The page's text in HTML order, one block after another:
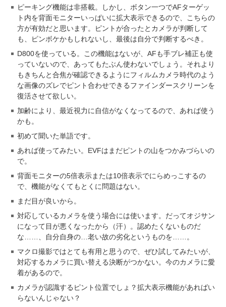
ピーキング機能は非搭載。しかし、ボタン一つでAFターゲッ
ト内を背面モニターいっぱいに拡大表示できるので、こちらの
方が有効だと思います。ピントが合ったとカメラが判断して
も、ピンボケかもしれないし、最後は自分で判断するべき。
D800を使っている。この機能はないが、AFも手ブレ補正も使
っていないので、あってもたぶん使わないでしょう。それより
もきちんと合焦が確認できるようにフィルムカメラ時代のよう
な画像のズレでピント合わせできるファインダースクリーンを
復活させて欲しい。
加齢により、最近視力に自信がなくなってるので、あれば使う
かも。
初めて聞いた単語です。
あれば使ってみたい。EVFはまだピントの山をつかみづらいの
で。
背面モニターの5倍表示または10倍表示でにらめっこするの
で、機能がなくてもとくに問題はない。
まだ目が良いから。
対応しているカメラを使う場合には使います。だってオジサン
になって目が悪くなったから（汗）。認めたくないものだ
な……、自分自身の…老い故の劣化というものを……。
マクロ撮影ではとても有用と思うので、ぜひ試してみたいが、
対応するカメラに買い替える決断がつかない。今のカメラに愛
着があるので。
カメラが認識するピント位置でしょ？拡大表示機能があればい
らないんじゃない？